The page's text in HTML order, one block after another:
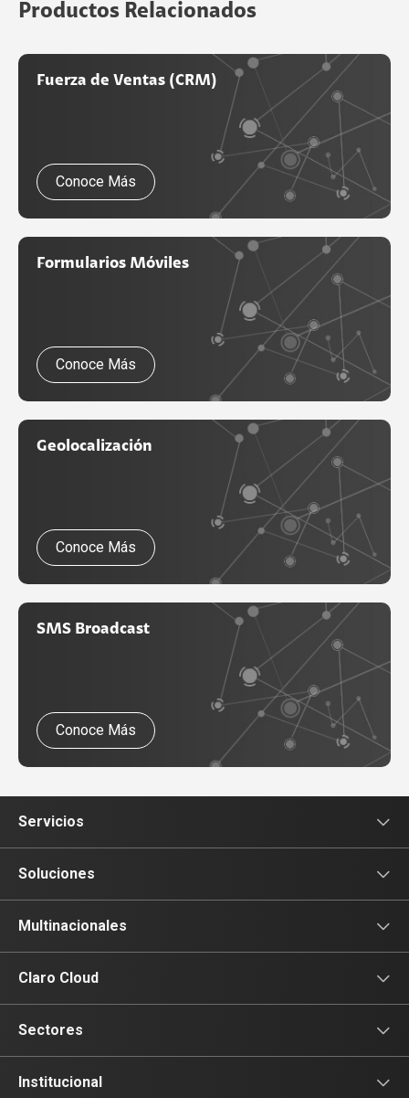
Productos Relacionados
Fuerza de Ventas (CRM)
Conoce Más
Formularios Móviles
Conoce Más
Geolocalización
Conoce Más
SMS Broadcast
Conoce Más
Servicios
Voz
Tv
Conectividad
Movilidad
Seguridad
Soluciones
Comunicación
Conectividad
Productividad
Colaboración
Multinacionales
Multinacionales
Claro Cloud
Portal Claro Cloud
Sectores
Financiero
Institucional